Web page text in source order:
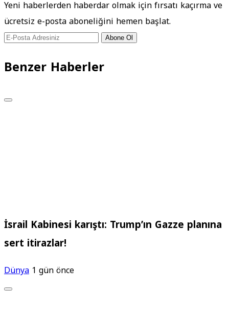
Yeni haberlerden haberdar olmak için fırsatı kaçırma ve
ücretsiz e-posta aboneliğini hemen başlat.
Abone Ol
Benzer Haberler
İsrail Kabinesi karıştı: Trump’ın Gazze planına
sert itirazlar!
Dünya 1 gün önce